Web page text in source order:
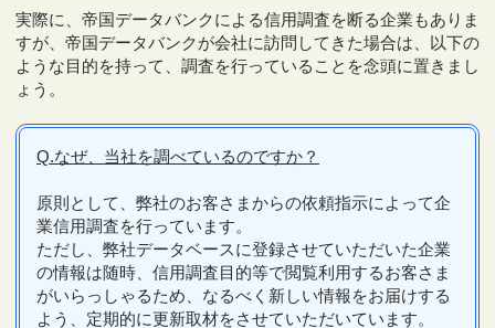
実際に、帝国データバンクによる信用調査を断る企業もありま
すが、帝国データバンクが会社に訪問してきた場合は、以下の
ような目的を持って、調査を行っていることを念頭に置きまし
ょう。
Q.なぜ、当社を調べているのですか？
原則として、弊社のお客さまからの依頼指示によって企
業信用調査を行っています。
ただし、弊社データベースに登録させていただいた企業
の情報は随時、信用調査目的等で閲覧利用するお客さま
がいらっしゃるため、なるべく新しい情報をお届けする
よう、定期的に更新取材をさせていただいています。